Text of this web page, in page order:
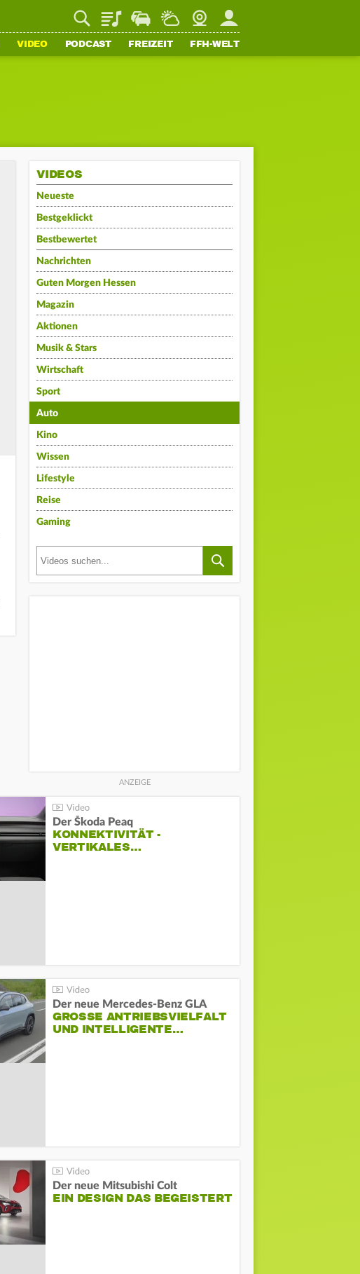
PlaylistStaupilotWetterWebcamMein FFH
VIDEO PODCAST FREIZEIT FFH-WELT
VIDEOS
Neueste
Bestgeklickt
Bestbewertet
Nachrichten
Guten Morgen Hessen
Magazin
Aktionen
Musik & Stars
Wirtschaft
Sport
Auto
Kino
Wissen
Lifestyle
Reise
Gaming
Der Škoda Peaq
KONNEKTIVITÄT -
VERTIKALES…
Der neue Mercedes-Benz GLA
GROSSE ANTRIEBSVIELFALT U
ND INTELLIGENTE…
Der neue Mitsubishi Colt
EIN DESIGN DAS BEGEISTERT